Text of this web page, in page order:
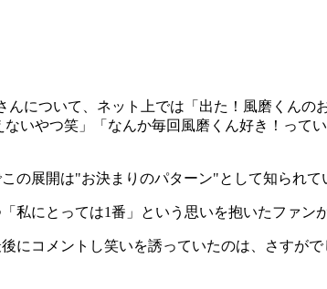
んについて、ネット上では「出た！風磨くん
いやつ笑」「なんか毎回風磨くん好き！っ
の展開は"お決まりのパターン"として知られて
私にとっては1番」という思いを抱いたファン
にコメントし笑いを誘っていたのは、さすがで